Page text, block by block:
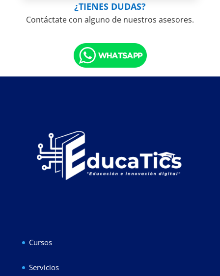
¿TIENES DUDAS?
Contáctate con alguno de nuestros asesores.
Cursos
Servicios